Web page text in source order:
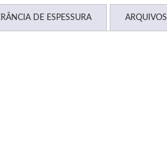
DE ESPESSURA ARQUIVOS